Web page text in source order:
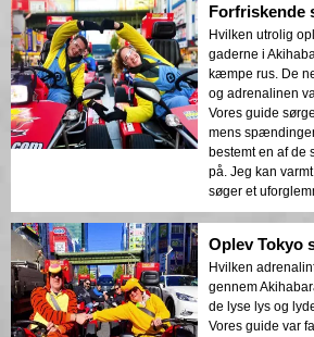
billeder og
tog også en
var en
helt sikkert
Tokyo!
Forfriskende
Hvilken utrolig
gaderne i
kæmpe rus. De
og adrenalinen
Vores guide
mens
bestemt en af de
på. Jeg kan
søger et
Oplev Tokyo
Hvilken
gennem
de lyse lys og
Vores guide var